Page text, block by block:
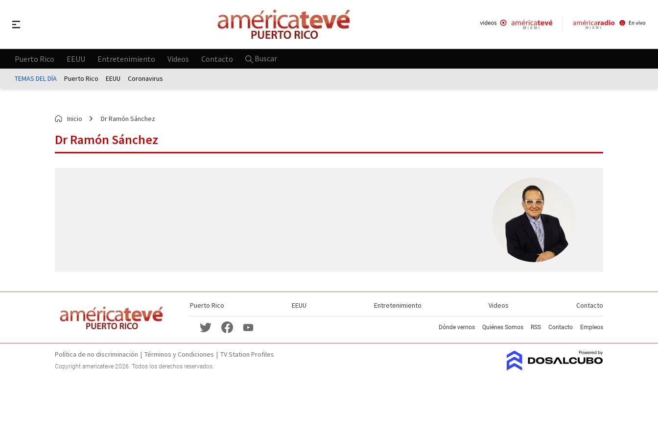
Puerto Rico EEUU Entretenimiento Videos Contacto Buscar
TEMAS DEL DÍA Puerto Rico EEUU Coronavirus
Inicio Dr Ramón Sánchez
Dr Ramón Sánchez
Puerto Rico EEUU Entretenimiento Videos Contacto
Dónde vernos Quiénes Somos RSS Contacto Empleos
Política de no discriminación Términos y Condiciones TV Station Profiles
Copyright americateve 2026. Todos los derechos reservados.